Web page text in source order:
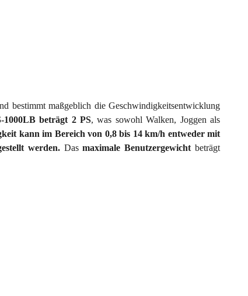
bestimmt maßgeblich die Geschwindigkeitsentwicklung
1000LB beträgt 2 PS, was sowohl Walken, Joggen als
kann im Bereich von 0,8 bis 14 km/h entweder mit
werden.Dasmaximale Benutzergewicht beträgt